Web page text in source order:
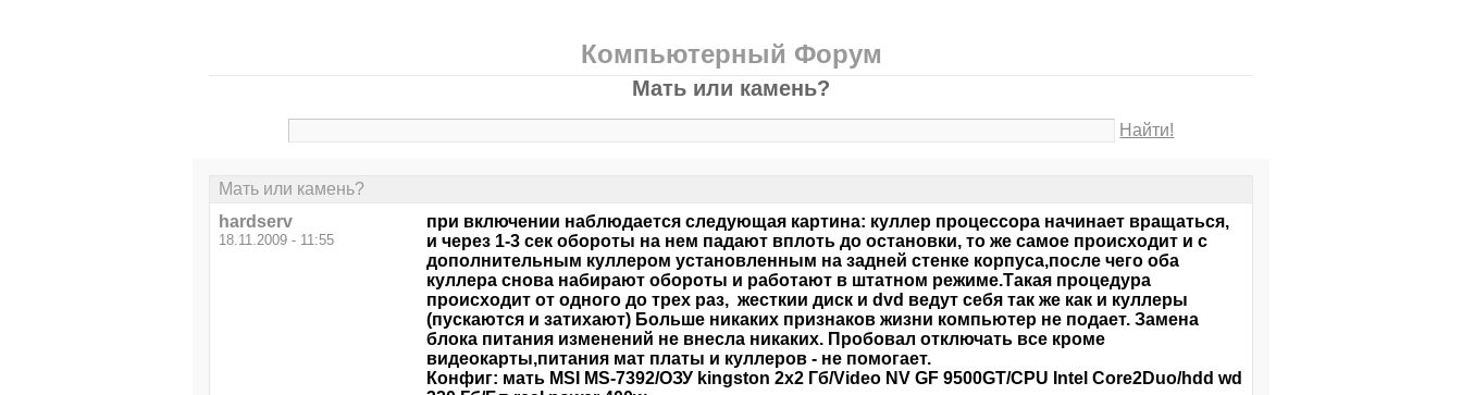
Компьютерный Форум
Мать или камень?
Найти!
Мать или камень?
hardserv
18.11.2009 - 11:55
при включении наблюдается следующая картина: куллер процессора начинает вращаться,
и через 1-3 сек обороты на нем падают вплоть до остановки, то же самое происходит и с
дополнительным куллером установленным на задней стенке корпуса,после чего оба
куллера снова набирают обороты и работают в штатном режиме.Такая процедура
происходит от одного до трех раз, жесткии диск и dvd ведут себя так же как и куллеры
(пускаются и затихают) Больше никаких признаков жизни компьютер не подает. Замена
блока питания изменений не внесла никаких. Пробовал отключать все кроме
видеокарты,питания мат платы и куллеров - не помогает.
Конфиг: мать MSI MS-7392/ОЗУ kingston 2x2 Гб/Video NV GF 9500GT/CPU Intel Core2Duo/hdd wd